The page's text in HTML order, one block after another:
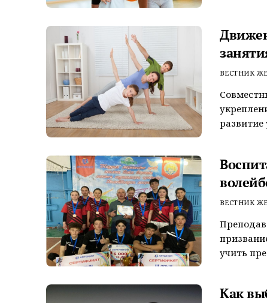
ВЕСТНИК
развитие
ВЕСТНИК
учить
Как